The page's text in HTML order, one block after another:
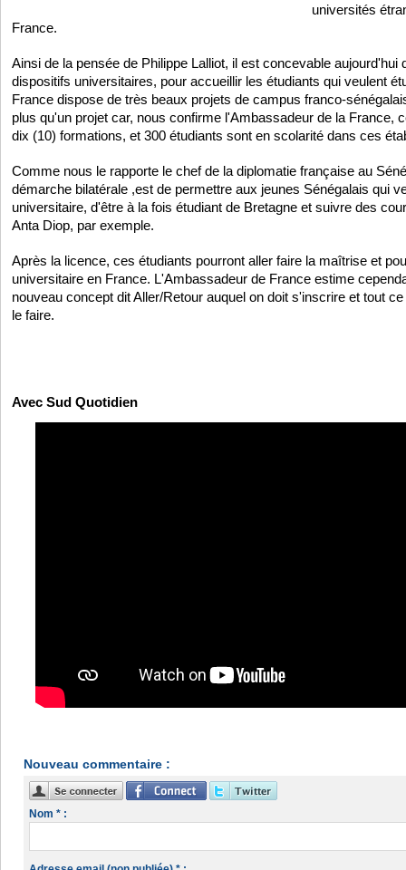
universités
France.
Ainsi de la pensée de Philippe Lalliot, il est concevable aujourd'hui
dispositifs universitaires, pour accueillir les étudiants qui veulent
France dispose de très beaux projets de campus franco-
plus qu'un projet car, nous confirme l'Ambassadeur de la France,
dix (10) formations, et 300 étudiants sont en scolarité dans ces
Comme nous le rapporte le chef de la diplomatie française au
démarche bilatérale ,est de permettre aux jeunes Sénégalais qui
universitaire, d'être à la fois étudiant de Bretagne et suivre des
Anta Diop, par exemple.
Après la licence, ces étudiants pourront aller faire la maîtrise et
universitaire en France. L'Ambassadeur de France estime
nouveau concept dit Aller/Retour auquel on doit s'inscrire et tout
le faire.
Avec Sud Quotidien
Nouveau commentaire :
Nom * :